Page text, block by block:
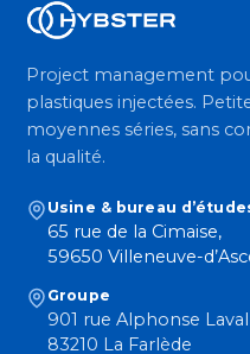
Project management
plastiques injectées.
moyennes séries, sans
la qualité.
Usine & bureau
65 rue de la Cimaise,
59650 Villeneuve-
Groupe
901 rue Alphonse
83210 La Farlède